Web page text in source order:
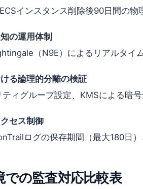
インスタンス削除後90日間の物
の運用体制
（N9E）によるリアルタイ
る論理的分離の検証
ィグループ設定、KMSによる暗号
セス制御
ログの保存期間（最大180日）
の監査対応比較表